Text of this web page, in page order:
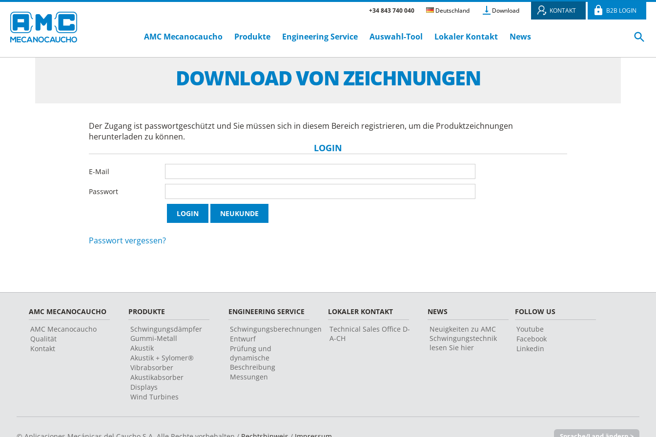
+34 843 740 040 Deutschland Download KONTAKT B2B LOGIN
AMC Mecanocaucho Produkte Engineering Service Auswahl-Tool Lokaler Kontakt News
DOWNLOAD VON ZEICHNUNGEN
Der Zugang ist passwortgeschützt und Sie müssen sich in diesem Bereich registrieren, um die Produktzeichnungen
herunterladen zu können.
LOGIN
E-Mail
Passwort
Passwort vergessen?
AMC MECANOCAUCHO
AMC Mecanocaucho
Qualität
Kontakt
PRODUKTE
Schwingungsdämpfer
Gummi-Metall
Akustik
Akustik + Sylomer®
Vibrabsorber
Akustikabsorber
Displays
Wind Turbines
ENGINEERING SERVICE
Schwingungsberechnungen
Entwurf
Prüfung und
dynamische
Beschreibung
Messungen
LOKALER KONTAKT
Technical Sales Office D-
A-CH
NEWS
Neuigkeiten zu AMC
Schwingungstechnik
lesen Sie hier
FOLLOW US
Youtube
Facebook
Linkedin